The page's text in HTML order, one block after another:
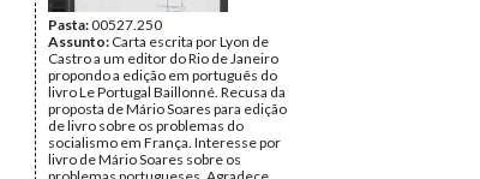
Pasta:00527.250
Assunto: Carta escrita por Lyon de
Castro a um editor do Rio de Janeiro
propondo a edição em português do
livro Le Portugal Baillonné. Recusa da
proposta de Mário Soares para edição
de livro sobre os problemas do
socialismo em França. Interesse por
livro de Mário Soares sobre os